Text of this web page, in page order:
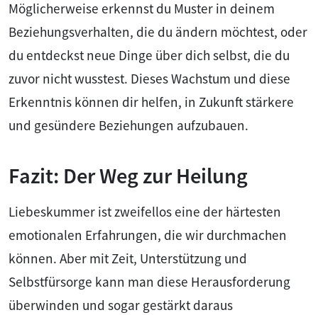
Möglicherweise erkennst du Muster in deinem
Beziehungsverhalten, die du ändern möchtest, oder
du entdeckst neue Dinge über dich selbst, die du
zuvor nicht wusstest. Dieses Wachstum und diese
Erkenntnis können dir helfen, in Zukunft stärkere
und gesündere Beziehungen aufzubauen.
Fazit: Der Weg zur Heilung
Liebeskummer ist zweifellos eine der härtesten
emotionalen Erfahrungen, die wir durchmachen
können. Aber mit Zeit, Unterstützung und
Selbstfürsorge kann man diese Herausforderung
überwinden und sogar gestärkt daraus